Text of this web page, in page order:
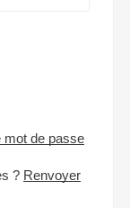
mot de passe
? Renvoyer